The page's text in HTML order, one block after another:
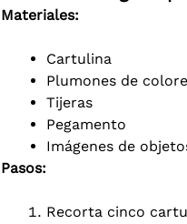
Materiales:
Cartulina
Plumones de
Tijeras
Pegamento
Imágenes de
Pasos:
Recorta cinco